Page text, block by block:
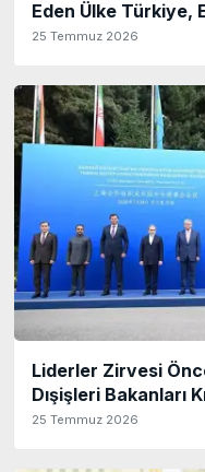
Eden Ülke Türkiye,
25 Temmuz 2026
Liderler Zirvesi
Dışişleri Bakanları
25 Temmuz 2026